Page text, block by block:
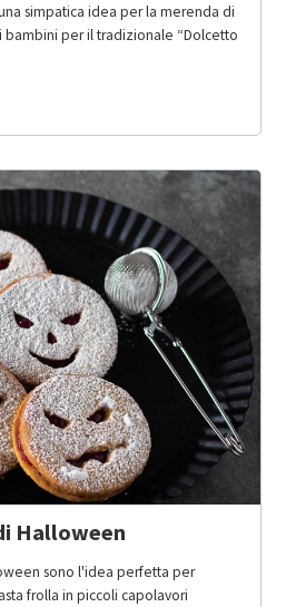
simpatica idea per la merenda di
per il tradizionale “Dolcetto
Halloween
sono l'idea perfetta per
frolla in piccoli capolavori